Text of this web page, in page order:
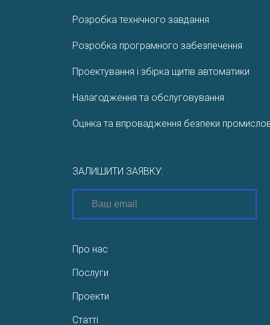
Розробка технічного завдання
Розробка програмного забезпечення
Проектування і збірка щитів автоматики
Налагодження та обслуговування
Оцінка та впровадження безпеки
ЗАЛИШИТИ ЗАЯВКУ:
Про нас
Послуги
Проекти
Статті